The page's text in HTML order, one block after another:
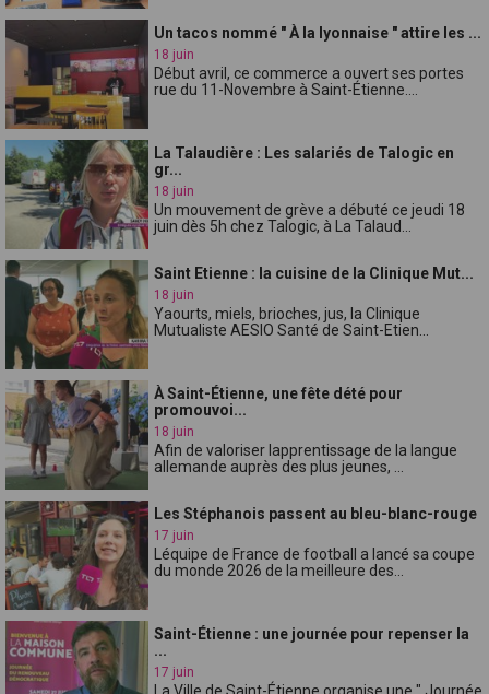
Un tacos nommé " À la lyonnaise " attire les ...
18 juin
Début avril, ce commerce a ouvert ses portes
rue du 11-Novembre à Saint-Étienne....
La Talaudière : Les salariés de Talogic en
gr...
18 juin
Un mouvement de grève a débuté ce jeudi 18
juin dès 5h chez Talogic, à La Talaud...
Saint Etienne : la cuisine de la Clinique Mut...
18 juin
Yaourts, miels, brioches, jus, la Clinique
Mutualiste AESIO Santé de Saint-Etien...
À Saint-Étienne, une fête dété pour
promouvoi...
18 juin
Afin de valoriser lapprentissage de la langue
allemande auprès des plus jeunes, ...
Les Stéphanois passent au bleu-blanc-rouge
17 juin
Léquipe de France de football a lancé sa coupe
du monde 2026 de la meilleure des...
Saint-Étienne : une journée pour repenser la
...
17 juin
La Ville de Saint-Étienne organise une " Journée